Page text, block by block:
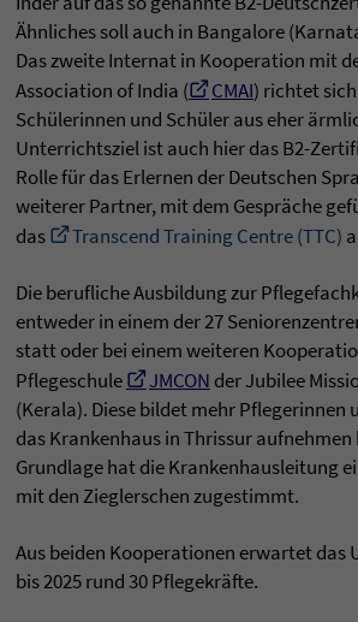
Ähnliches soll auch in Bangalore
Das zweite Internat in Kooperation mit
Association of India (
CMAI) richtet
Schülerinnen und Schüler aus eher
Unterrichtsziel ist auch hier das B2-
Rolle für das Erlernen der Deutschen
weiterer Partner, mit dem Gespräche
das
Transcend Training Centre (TTC)
Die berufliche Ausbildung zur
entweder in einem der 27
statt oder bei einem weiteren
Pflegeschule
JMCON der Jubilee
(Kerala). Diese bildet mehr Pflegerinnen
das Krankenhaus in Thrissur aufnehmen
Grundlage hat die Krankenhausleitung
mit den Zieglerschen zugestimmt.
Aus beiden Kooperationen erwartet das
bis 2025 rund 30 Pflegekräfte.